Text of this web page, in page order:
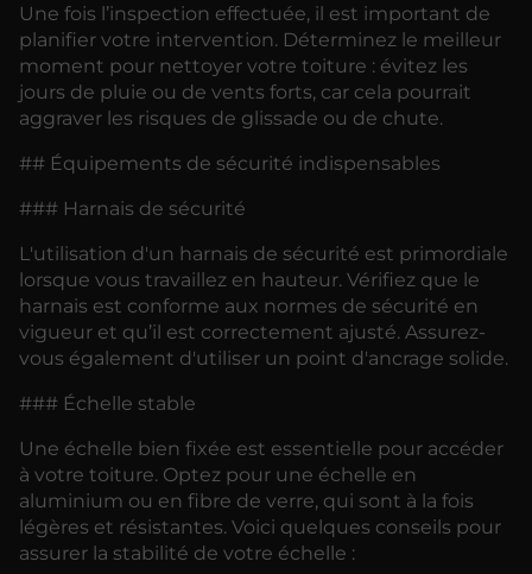
Une fois l’inspection effectuée, il est important de
planifier votre intervention. Déterminez le meilleur
moment pour nettoyer votre toiture : évitez les
jours de pluie ou de vents forts, car cela pourrait
aggraver les risques de glissade ou de chute.
## Équipements de sécurité indispensables
### Harnais de sécurité
L'utilisation d'un harnais de sécurité est primordiale
lorsque vous travaillez en hauteur. Vérifiez que le
harnais est conforme aux normes de sécurité en
vigueur et qu’il est correctement ajusté. Assurez-
vous également d'utiliser un point d'ancrage solide.
### Échelle stable
Une échelle bien fixée est essentielle pour accéder
à votre toiture. Optez pour une échelle en
aluminium ou en fibre de verre, qui sont à la fois
légères et résistantes. Voici quelques conseils pour
assurer la stabilité de votre échelle :